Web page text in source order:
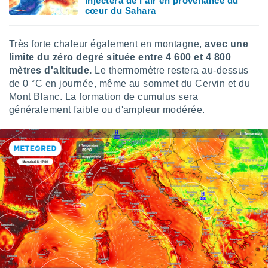
des
des
pour
des
votre
ce site
IP et
cœur du Sahara
Très forte chaleur également en montagne,avec une
limite du zéro degré située entre 4 600 et 4 800
mètres d'altitude. Le thermomètre restera au-dessus
de 0 °C en journée, même au sommet du Cervin et du
Mont Blanc. La formation de cumulus sera
généralement faible ou d'ampleur modérée.